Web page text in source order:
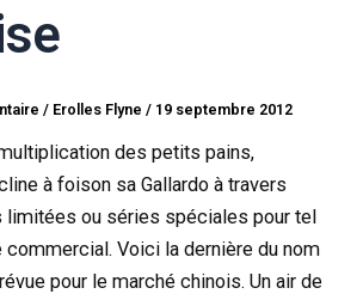
/ Erolles Flyne/ 19 septembre 2012
des petits pains,
à foison sa Gallardo à travers
limitées ou séries spéciales pour tel
commercial. Voici la dernière du nom
pour le marché chinois. Un air de